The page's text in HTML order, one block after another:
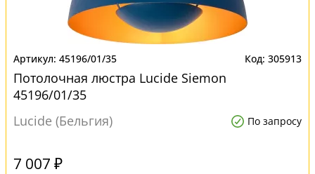
45196/01/35 305913
Потолочная люстра Lucide Siemon
45196/01/35
Lucide (Бельгия)
По запросу
7 007 ₽